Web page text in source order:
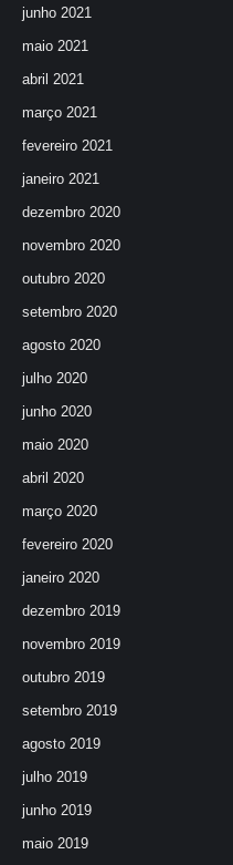
junho 2021
maio 2021
abril 2021
março 2021
fevereiro 2021
janeiro 2021
dezembro 2020
novembro 2020
outubro 2020
setembro 2020
agosto 2020
julho 2020
junho 2020
maio 2020
abril 2020
março 2020
fevereiro 2020
janeiro 2020
dezembro 2019
novembro 2019
outubro 2019
setembro 2019
agosto 2019
julho 2019
junho 2019
maio 2019